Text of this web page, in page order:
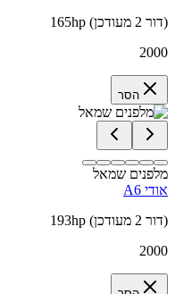
165hp (דור 2 מעודכן)
2000
הסר
מלפנים שמאל
אודי A6
193hp (דור 2 מעודכן)
2000